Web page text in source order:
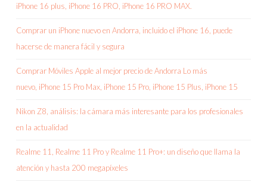
iPhone 16 plus, iPhone 16 PRO, iPhone 16 PRO MAX.
Comprar un iPhone nuevo en Andorra, incluido el iPhone 16, puede
hacerse de manera fácil y segura
Comprar Móviles Apple al mejor precio de Andorra Lo más
nuevo, iPhone 15 Pro Max, iPhone 15 Pro, iPhone 15 Plus, iPhone 15
Nikon Z8, análisis: la cámara más interesante para los profesionales
en la actualidad
Realme 11, Realme 11 Pro y Realme 11 Pro+: un diseño que llama la
atención y hasta 200 megapíxeles